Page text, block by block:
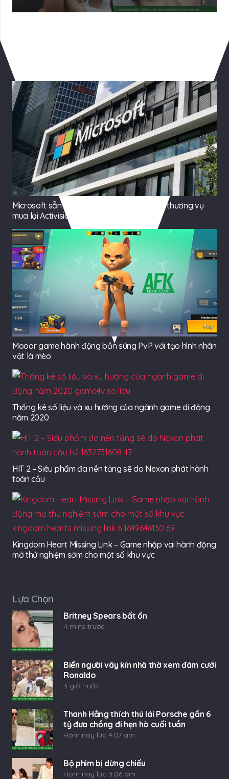
Microsoft sẵn sàng nhượng bộ các bên để thương vụ
mua lại Activision diễn ra thuận lợi
Mooor game hành động bắn súng PvP với tạo hình nhân
vật là mèo
Thống kê số liệu và xu hướng của ngành game di động
năm 2020
HIT 2 – Siêu phẩm đa nền tảng sẽ do Nexon phát hành
toàn cầu
Kingdom Heart Missing Link – Game nhập vai hành động
mở thử nghiệm sớm cho một số khu vực
Lựa Chọn
Britney Spears bất ổn
4 mins trước
Biển người vây kín nhà thờ xem đám cưới
Ronaldo
3 giờ trước
Thanh Hằng thích thú lái Porsche gần 6
tỷ đưa chồng đi hẹn hò cuối tuần
Hôm nay lúc 4:07 am
Bộ phim bị dừng chiếu
Hôm nay lúc 3:06 am